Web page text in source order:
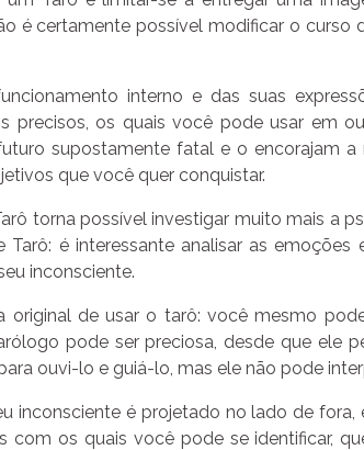
é certamente possível modificar o curso
interno e das suas
precisos, os quais você pode usar em
supostamente fatal e o encorajam
que você quer conquistar.
torna possível investigar muito mais a
é interessante analisar as
inconsciente.
original de usar o tarô: você mesmo
pode ser preciosa, desde que ele
ouvi-lo e guiá-lo, mas ele não pode
inconsciente é projetado no lado de fora,
com os quais você pode se identificar,